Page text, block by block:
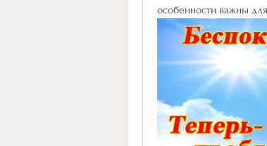
особенности важны